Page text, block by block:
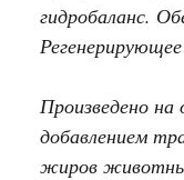
гидробаланс.
Произведено на
добавлением
жиров